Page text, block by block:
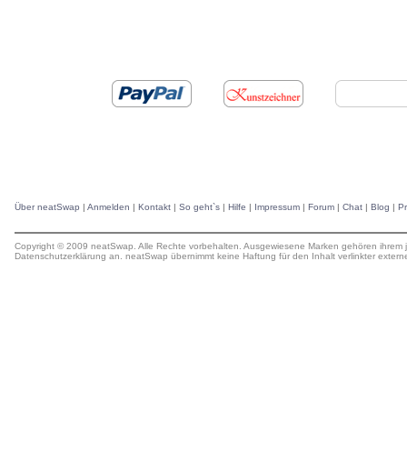
Über neatSwap | Anmelden | Kontakt | So geht`s | Hilfe | Impressum | Forum | Chat | Blog |
Copyright © 2009 neatSwap. Alle Rechte vorbehalten. Ausgewiesene Marken gehören
Datenschutzerklärung an. neatSwap übernimmt keine Haftung für den Inhalt verlinkter